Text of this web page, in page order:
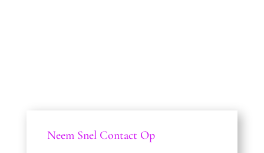
Neem Snel Contact Op